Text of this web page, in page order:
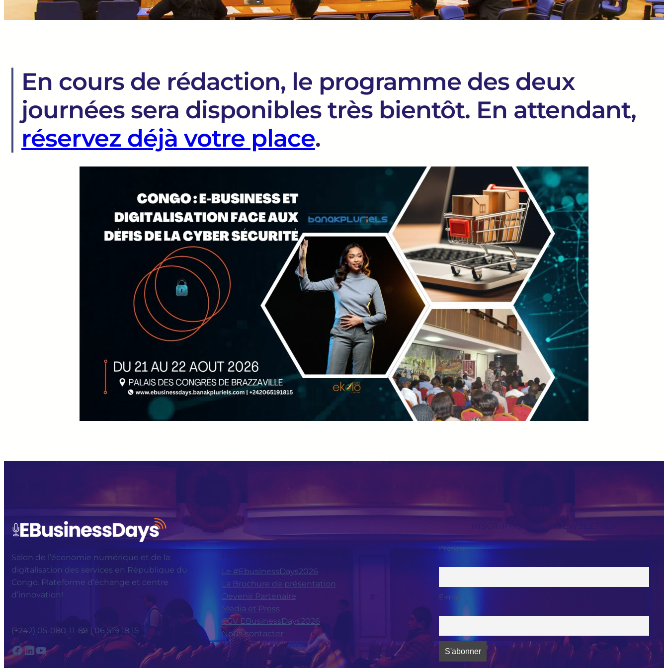
En cours de rédaction, le programme des deux
journées sera disponibles très bientôt. En attendant,
réservez déjà votre place.
Salon de l’économie numérique et de la
digitalisation des services en République du
Congo. Plateforme d’échange et centre
d’innovation!
(+242) 05-080-11-89 | 06 519 18 15
Facebook LinkedIn YouTube
LIENS UTILES
Le #EbusinessDays2026
La Brochure de présentation
Devenir Partenaire
Media et Press
CGV EBusinessDays2026
Nous contacter
INSCRIPTION À LA NEWSLETTER
Prénom
E-mail